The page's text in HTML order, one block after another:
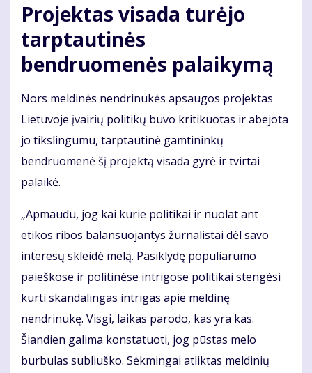
Projektas visada turėjo
tarptautinės
bendruomenės palaikymą
Nors meldinės nendrinukės apsaugos projektas
Lietuvoje įvairių politikų buvo kritikuotas ir abejota
jo tikslingumu, tarptautinė gamtininkų
bendruomenė šį projektą visada gyrė ir tvirtai
palaikė.
„Apmaudu, jog kai kurie politikai ir nuolat ant
etikos ribos balansuojantys žurnalistai dėl savo
interesų skleidė melą. Pasiklydę populiarumo
paieškose ir politinėse intrigose politikai stengėsi
kurti skandalingas intrigas apie meldinę
nendrinukę. Visgi, laikas parodo, kas yra kas.
Šiandien galima konstatuoti, jog pūstas melo
burbulas subliuško. Sėkmingai atliktas meldinių